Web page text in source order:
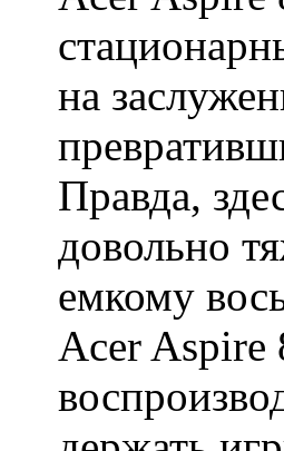
на
Правда,
довольно
емкому
Acer Aspire